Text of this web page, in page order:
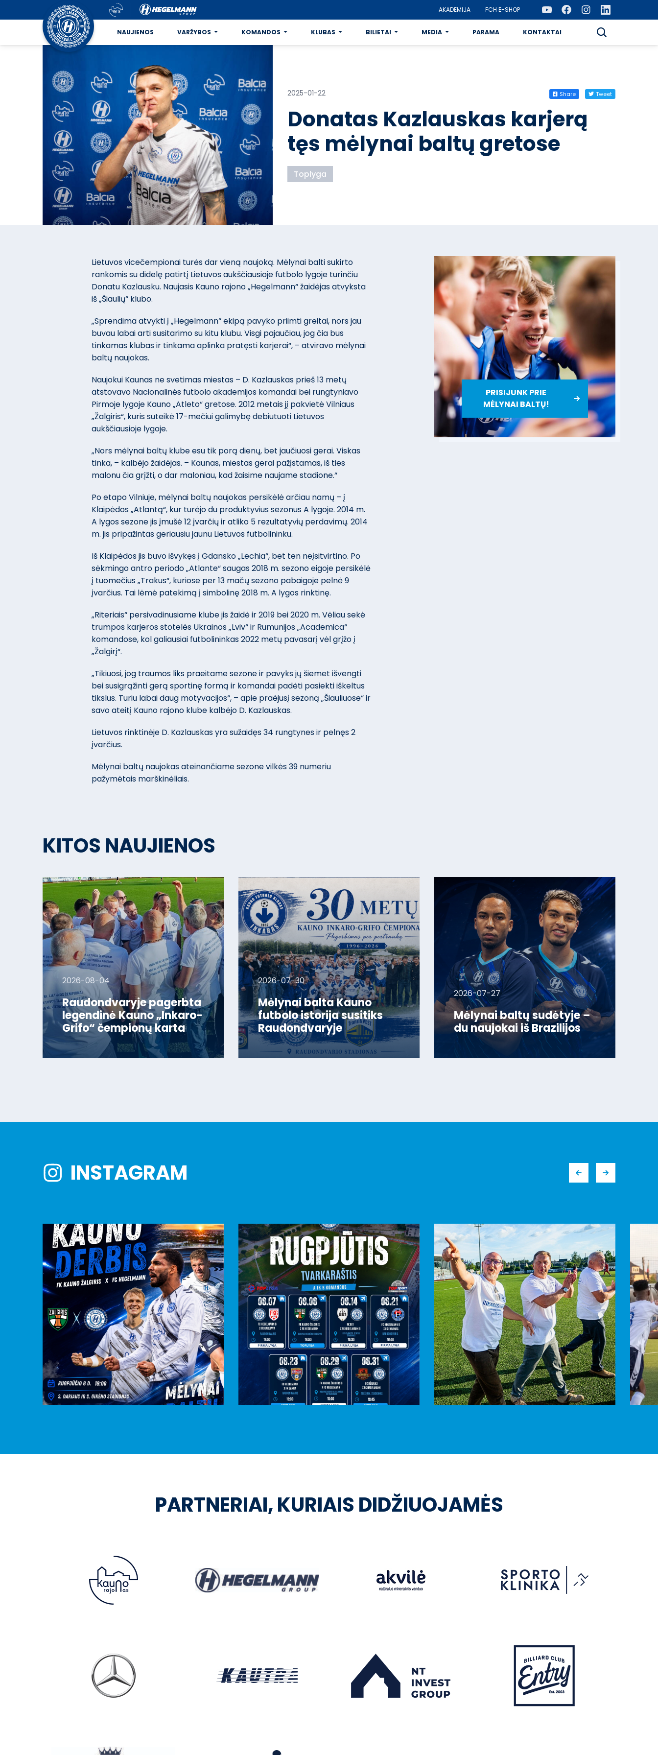
NAUJIENOS VARŽYBOS KOMANDOS KLUBAS BILIETAI MEDIA PARAMA KONTAKTAI
AKADEMIJA FCH E-SHOP
2025-01-22 Share Tweet
Donatas Kazlauskas karjerą
tęs mėlynai baltų gretose
Toplyga
Lietuvos vicečempionai turės dar vieną naujoką. Mėlynai balti sukirto
rankomis su didelę patirtį Lietuvos aukščiausioje futbolo lygoje turinčiu
Donatu Kazlausku. Naujasis Kauno rajono „Hegelmann“ žaidėjas atvyksta
iš „Šiaulių“ klubo.
„Sprendima atvykti į „Hegelmann“ ekipą pavyko priimti greitai, nors jau
buvau labai arti susitarimo su kitu klubu. Visgi pajaučiau, jog čia bus
tinkamas klubas ir tinkama aplinka pratęsti karjerai“, – atviravo mėlynai
baltų naujokas.
Naujokui Kaunas ne svetimas miestas – D. Kazlauskas prieš 13 metų
atstovavo Nacionalinės futbolo akademijos komandai bei rungtyniavo
Pirmoje lygoje Kauno „Atleto“ gretose. 2012 metais jį pakvietė Vilniaus
„Žalgiris“, kuris suteikė 17-mečiui galimybę debiutuoti Lietuvos
aukščiausioje lygoje.
„Nors mėlynai baltų klube esu tik porą dienų, bet jaučiuosi gerai. Viskas
tinka, – kalbėjo žaidėjas. – Kaunas, miestas gerai pažįstamas, iš ties
malonu čia grįžti, o dar maloniau, kad žaisime naujame stadione.“
Po etapo Vilniuje, mėlynai baltų naujokas persikėlė arčiau namų – į
Klaipėdos „Atlantą“, kur turėjo du produktyvius sezonus A lygoje. 2014 m.
A lygos sezone jis įmušė 12 įvarčių ir atliko 5 rezultatyvių perdavimų. 2014
m. jis pripažintas geriausiu jaunu Lietuvos futbolininku.
Iš Klaipėdos jis buvo išvykęs į Gdansko „Lechia“, bet ten neįsitvirtino. Po
sėkmingo antro periodo „Atlante“ saugas 2018 m. sezono eigoje persikėlė
į tuomečius „Trakus“, kuriose per 13 mačų sezono pabaigoje pelnė 9
įvarčius. Tai lėmė patekimą į simbolinę 2018 m. A lygos rinktinę.
„Riteriais“ persivadinusiame klube jis žaidė ir 2019 bei 2020 m. Vėliau sekė
trumpos karjeros stotelės Ukrainos „Lviv“ ir Rumunijos „Academica“
komandose, kol galiausiai futbolininkas 2022 metų pavasarį vėl grįžo į
„Žalgirį“.
„Tikiuosi, jog traumos liks praeitame sezone ir pavyks jų šiemet išvengti
bei susigrąžinti gerą sportinę formą ir komandai padėti pasiekti iškeltus
tikslus. Turiu labai daug motyvacijos“, – apie praėjusį sezoną „Šiauliuose“ ir
savo ateitį Kauno rajono klube kalbėjo D. Kazlauskas.
Lietuvos rinktinėje D. Kazlauskas yra sužaidęs 34 rungtynes ir pelnęs 2
įvarčius.
Mėlynai baltų naujokas ateinančiame sezone vilkės 39 numeriu
pažymėtais marškinėliais.
PRISIJUNK PRIE
MĖLYNAI BALTŲ!
KITOS NAUJIENOS
2026-08-04
Raudondvaryje pagerbta
legendinė Kauno „Inkaro-
Grifo“ čempionų karta
2026-07-30
Mėlynai balta Kauno
futbolo istorija susitiks
Raudondvaryje
2026-07-27
Mėlynai baltų sudėtyje –
du naujokai iš Brazilijos
INSTAGRAM
PARTNERIAI, KURIAIS DIDŽIUOJAMĖS